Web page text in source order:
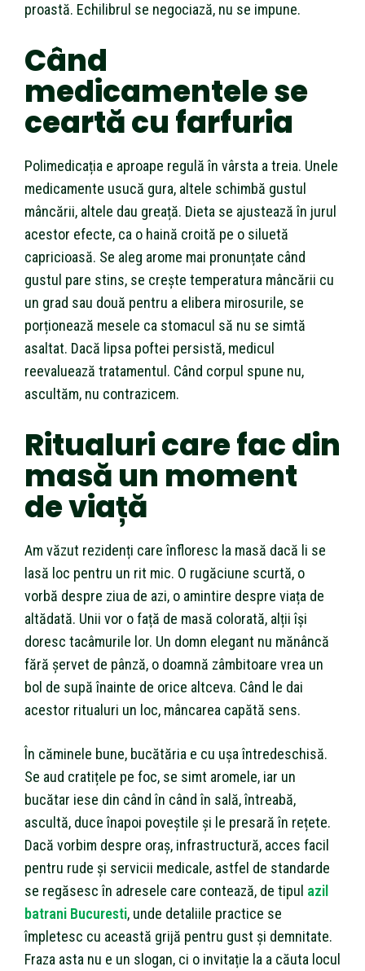
proastă. Echilibrul se negociază, nu se impune.
Când
medicamentele se
ceartă cu farfuria
Polimedicația e aproape regulă în vârsta a treia. Unele
medicamente usucă gura, altele schimbă gustul
mâncării, altele dau greață. Dieta se ajustează în jurul
acestor efecte, ca o haină croită pe o siluetă
capricioasă. Se aleg arome mai pronunțate când
gustul pare stins, se crește temperatura mâncării cu
un grad sau două pentru a elibera mirosurile, se
porționează mesele ca stomacul să nu se simtă
asaltat. Dacă lipsa poftei persistă, medicul
reevaluează tratamentul. Când corpul spune nu,
ascultăm, nu contrazicem.
Ritualuri care fac din
masă un moment
de viață
Am văzut rezidenți care înfloresc la masă dacă li se
lasă loc pentru un rit mic. O rugăciune scurtă, o
vorbă despre ziua de azi, o amintire despre viața de
altădată. Unii vor o față de masă colorată, alții își
doresc tacâmurile lor. Un domn elegant nu mănâncă
fără șervet de pânză, o doamnă zâmbitoare vrea un
bol de supă înainte de orice altceva. Când le dai
acestor ritualuri un loc, mâncarea capătă sens.
În căminele bune, bucătăria e cu ușa întredeschisă.
Se aud cratițele pe foc, se simt aromele, iar un
bucătar iese din când în când în sală, întreabă,
ascultă, duce înapoi poveștile și le presară în rețete.
Dacă vorbim despre oraș, infrastructură, acces facil
pentru rude și servicii medicale, astfel de standarde
se regăsesc în adresele care contează, de tipul azil
batrani Bucuresti, unde detaliile practice se
împletesc cu această grijă pentru gust și demnitate.
Fraza asta nu e un slogan, ci o invitație la a căuta locul